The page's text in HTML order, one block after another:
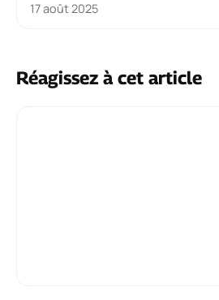
17 août 2025
Réagissez à cet article